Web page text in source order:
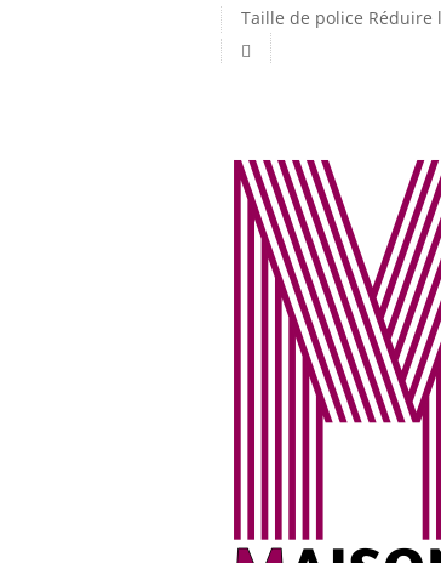
Taille de police Réduire